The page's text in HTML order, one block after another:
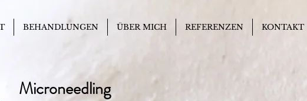
BEHANDLUNGEN ÜBER MICH REFERENZEN KONTAKT
Microneedling